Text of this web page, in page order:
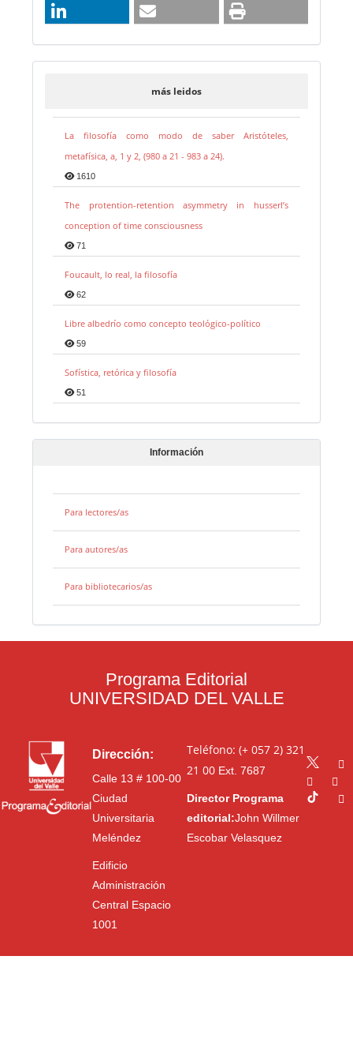
más leidos
La filosofía como modo de saber Aristóteles,
metafísica, a, 1 y 2, (980 a 21 - 983 a 24).
1610
The protention-retention asymmetry in husserl’s
conception of time consciousness
71
Foucault, lo real, la filosofía
62
Libre albedrío como concepto teológico-político
59
Sofística, retórica y filosofía
51
Información
Para lectores/as
Para autores/as
Para bibliotecarios/as
Programa Editorial
UNIVERSIDAD DEL VALLE
Dirección:
Calle 13 # 100-00
Ciudad
Universitaria
Meléndez
Edificio
Administración
Central Espacio
1001
Teléfono: (+ 057 2) 321
21 00Ext. 7687
Director Programa
editorial:John Willmer
Escobar Velasquez